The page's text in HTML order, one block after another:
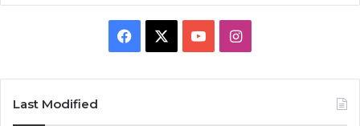
Facebook YouTubeInstagram
Last Modified